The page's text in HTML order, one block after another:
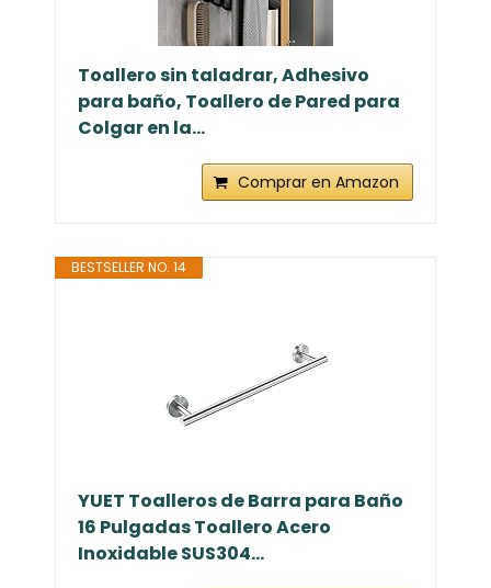
Toallero sin taladrar, Adhesivo
para baño, Toallero de Pared para
Colgar en la...
Comprar en Amazon
BESTSELLER NO. 14
YUET Toalleros de Barra para Baño
16 Pulgadas Toallero Acero
Inoxidable SUS304...